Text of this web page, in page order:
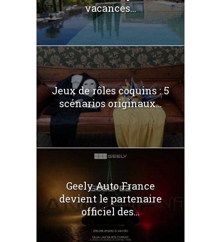
vacances...
Jeux de rôles coquins : 5
scénarios originaux...
Geely Auto France
devient le partenaire
officiel des...